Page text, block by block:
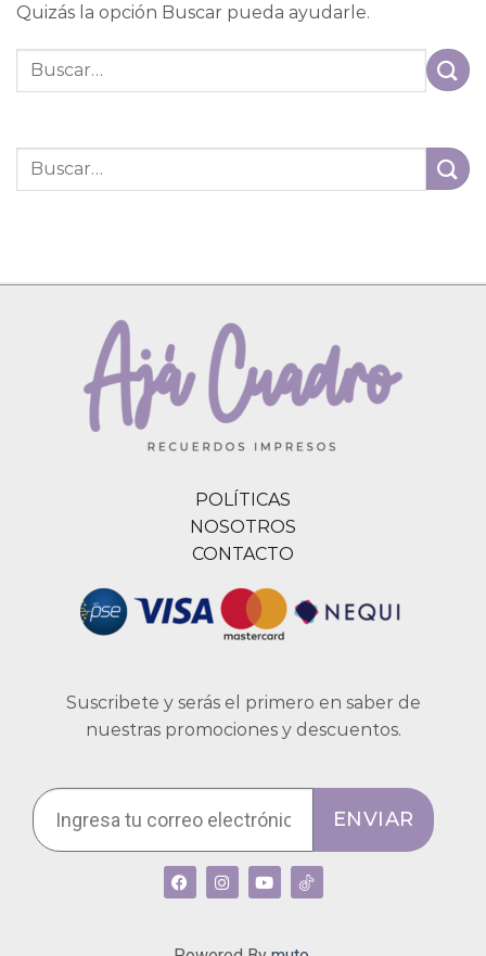
Quizás la opción Buscar pueda ayudarle.
POLÍTICAS
NOSOTROS
CONTACTO
Suscribete y serás el primero en saber de
nuestras promociones y descuentos.
ENVIAR